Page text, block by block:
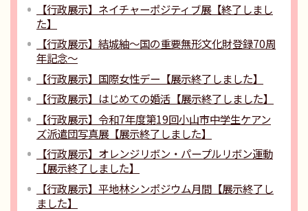
【行政展示】ネイチャーポジティブ展【終了しまし
た】
【行政展示】結城紬〜国の重要無形文化財登録70周
年記念〜
【行政展示】国際女性デー【展示終了しました】
【行政展示】はじめての婚活【展示終了しました】
【行政展示】令和7年度第19回小山市中学生ケアン
ズ派遣団写真展【展示終了しました】
【行政展示】オレンジリボン・パープルリボン運動
【展示終了しました】
【行政展示】平地林シンポジウム月間【展示終了し
ました】